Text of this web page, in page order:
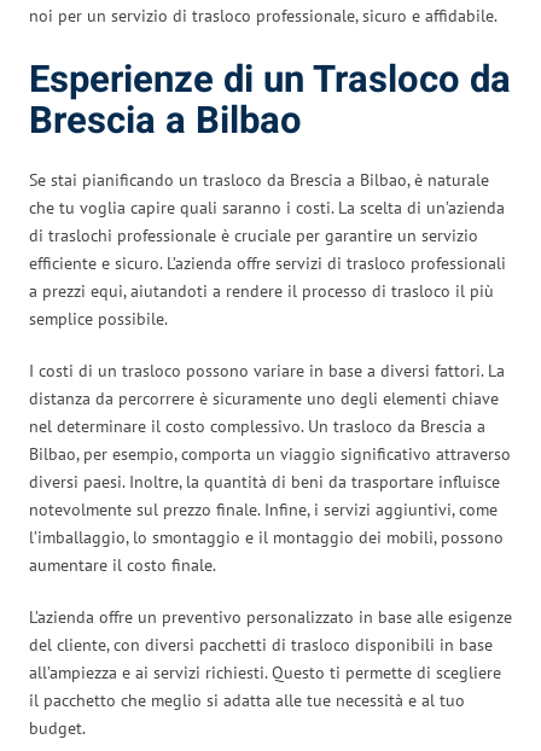
noi per un servizio di trasloco professionale, sicuro e affidabile.
Esperienze di un Trasloco da
Brescia a Bilbao
Se stai pianificando un trasloco da Brescia a Bilbao, è naturale
che tu voglia capire quali saranno i costi. La scelta di un’azienda
di traslochi professionale è cruciale per garantire un servizio
efficiente e sicuro. L’azienda offre servizi di trasloco professionali
a prezzi equi, aiutandoti a rendere il processo di trasloco il più
semplice possibile.
I costi di un trasloco possono variare in base a diversi fattori. La
distanza da percorrere è sicuramente uno degli elementi chiave
nel determinare il costo complessivo. Un trasloco da Brescia a
Bilbao, per esempio, comporta un viaggio significativo attraverso
diversi paesi. Inoltre, la quantità di beni da trasportare influisce
notevolmente sul prezzo finale. Infine, i servizi aggiuntivi, come
l’imballaggio, lo smontaggio e il montaggio dei mobili, possono
aumentare il costo finale.
L’azienda offre un preventivo personalizzato in base alle esigenze
del cliente, con diversi pacchetti di trasloco disponibili in base
all’ampiezza e ai servizi richiesti. Questo ti permette di scegliere
il pacchetto che meglio si adatta alle tue necessità e al tuo
budget.